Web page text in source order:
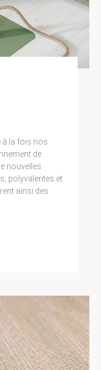
à la fois nos
de
nouvelles
polyvalentes et
ainsi des